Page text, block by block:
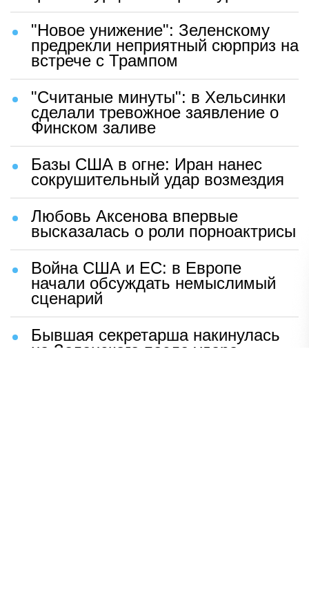
"Новое унижение": Зеленскому
предрекли неприятный сюрприз на
встрече с Трампом
"Считаные минуты": в Хельсинки
сделали тревожное заявление о
Финском заливе
Базы США в огне: Иран нанес
сокрушительный удар возмездия
Любовь Аксенова впервые
высказалась о роли порноактрисы
Война США и ЕС: в Европе
начали обсуждать немыслимый
сценарий
Бывшая секретарша накинулась
на Зеленского после удара